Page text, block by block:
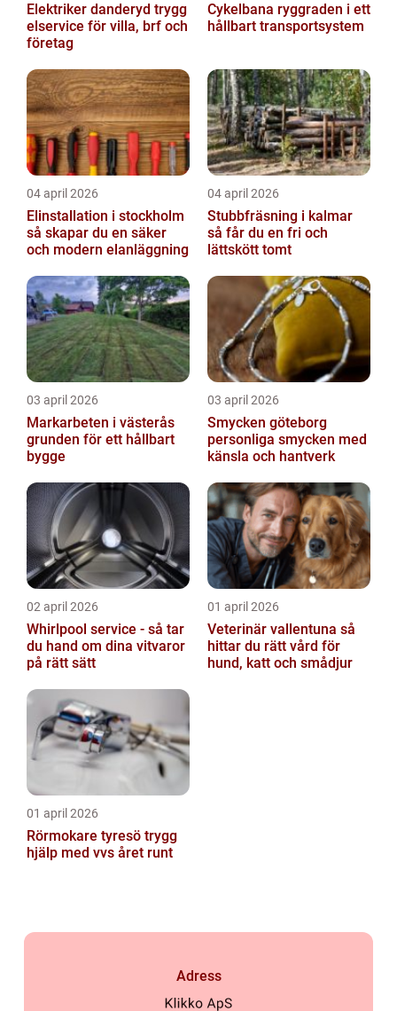
Elektriker danderyd trygg
elservice för villa, brf och
företag
Cykelbana ryggraden i ett
hållbart transportsystem
04 april 2026
Elinstallation i stockholm
så skapar du en säker
och modern elanläggning
04 april 2026
Stubbfräsning i kalmar
så får du en fri och
lättskött tomt
03 april 2026
Markarbeten i västerås
grunden för ett hållbart
bygge
03 april 2026
Smycken göteborg
personliga smycken med
känsla och hantverk
02 april 2026
Whirlpool service - så tar
du hand om dina vitvaror
på rätt sätt
01 april 2026
Veterinär vallentuna så
hittar du rätt vård för
hund, katt och smådjur
01 april 2026
Rörmokare tyresö trygg
hjälp med vvs året runt
Adress